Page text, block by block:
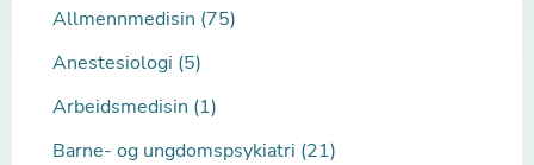
Allmennmedisin (75)
Anestesiologi (5)
Arbeidsmedisin (1)
Barne- og ungdomspsykiatri (21)